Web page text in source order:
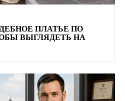
ПЛАТЬЕ ПО
ВЫГЛЯДЕТЬ НА